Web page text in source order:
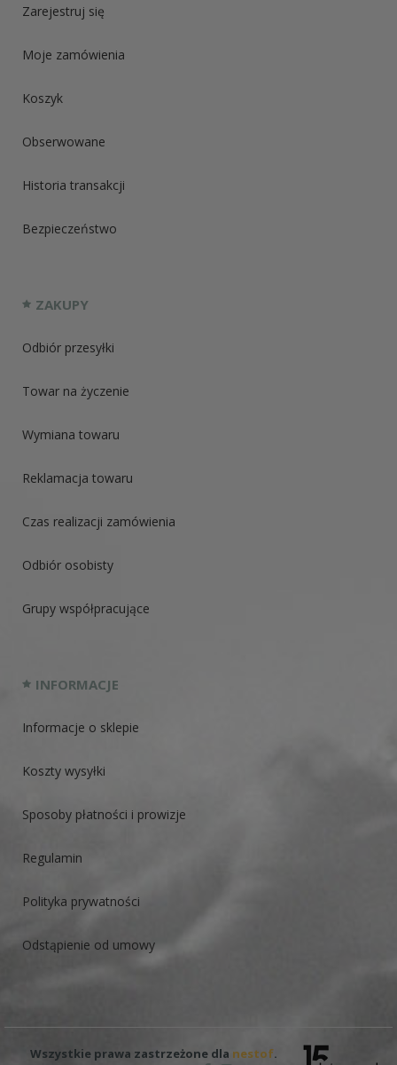
Zarejestruj się
Moje zamówienia
Koszyk
Obserwowane
Historia transakcji
Bezpieczeństwo
ZAKUPY
Odbiór przesyłki
Towar na życzenie
Wymiana towaru
Reklamacja towaru
Czas realizacji zamówienia
Odbiór osobisty
Grupy współpracujące
INFORMACJE
Informacje o sklepie
Koszty wysyłki
Sposoby płatności i prowizje
Regulamin
Polityka prywatności
Odstąpienie od umowy
Wszystkie prawa zastrzeżone dla nestof.